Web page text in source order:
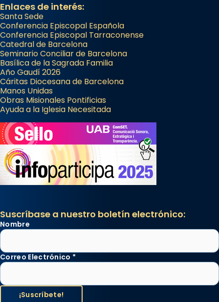
Enlaces de interés:
Santa Sede
Conferencia Episcopal Española
Conferencia Episcopal Tarraconense
Catedral de Barcelona
Seminario Conciliar de Barcelona
Basílica de la Sagrada Familia
Año Gaudí 2026
Cáritas Diocesana de Barcelona
Manos Unidas
Obras Misionales Pontificias
Ayuda a la Iglesia Necesitada
Suscríbase a nuestro boletín electrónico:
Nombre
Correo Electrónico *